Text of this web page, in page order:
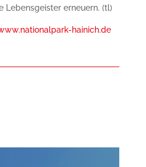
Lebensgeister erneuern. (tl)
hainich.de